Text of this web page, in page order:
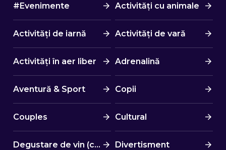
#Evenimente Activități cu animale
Activități de iarnă Activități de vară
Activități în aer liber Adrenalină
Aventură & Sport Copii
Couples Cultural
Degustare de vin (cină) Divertisment